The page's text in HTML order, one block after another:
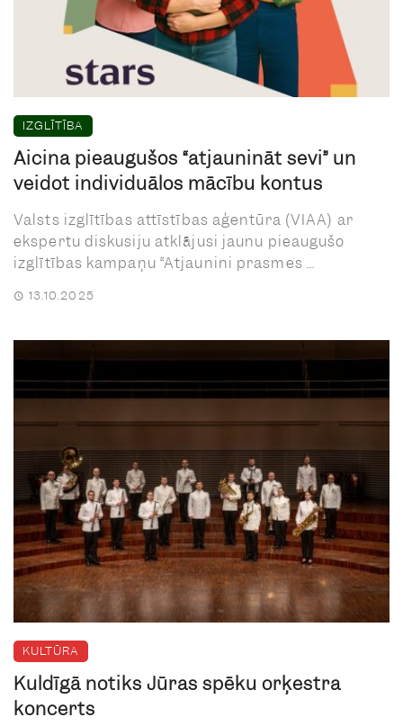
IZGLĪTĪBA
Aicina pieaugušos “atjaunināt sevi” un
veidot individuālos mācību kontus
Valsts izglītības attīstības aģentūra (VIAA) ar
ekspertu diskusiju atklājusi jaunu pieaugušo
izglītības kampaņu “Atjaunini prasmes ...
13.10.2025
KULTŪRA
Kuldīgā notiks Jūras spēku orķestra
koncerts